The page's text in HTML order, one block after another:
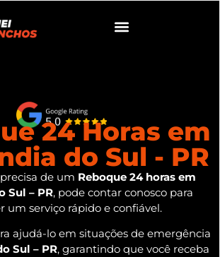
24 Horas em
do Sul - PR
de um Reboque 24 horas em
Sul – PR, pode contar conosco para
um serviço rápido e confiável.
ajudá-lo em situações de emergência
Sul – PR, garantindo que você receba